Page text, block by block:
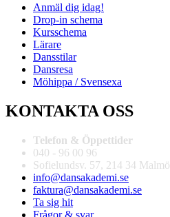
Anmäl dig idag!
Drop-in schema
Kursschema
Lärare
Dansstilar
Dansresa
Möhippa / Svensexa
KONTAKTA OSS
Telefon & Öppettider
040 - 96 00 96
Sofielundsv. 57, 214 34 Malmö
info@dansakademi.se
faktura@dansakademi.se
Ta sig hit
Frågor & svar